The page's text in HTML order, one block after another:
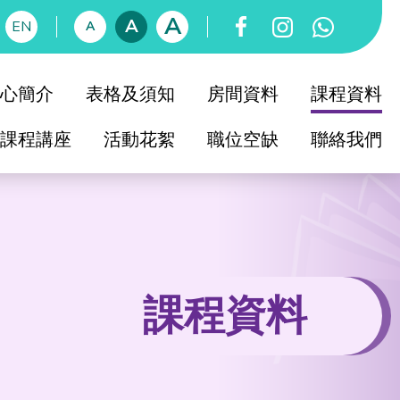
EN A A A
簡介
中心簡介
表格及須知 房間資料
課程資料
課程講座
活動花絮 職位空缺 聯絡我們
課程資料